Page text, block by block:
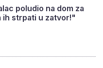
poludio na dom za
ih strpati u zatvor!"